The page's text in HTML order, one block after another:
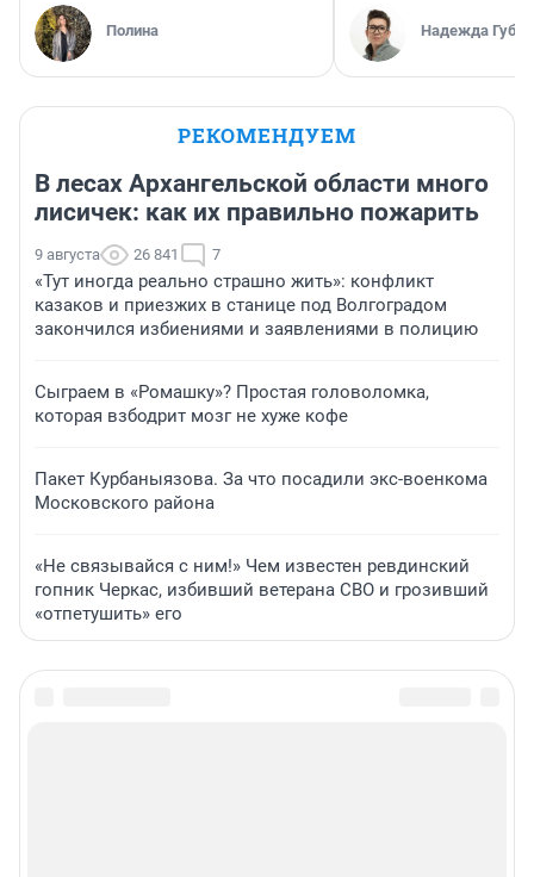
Полина Надежда
РЕКОМЕНДУЕМ
В лесах Архангельской области много
лисичек: как их правильно пожарить
9 августа 26 841 7
«Тут иногда реально страшно жить»: конфликт
казаков и приезжих в станице под Волгоградом
закончился избиениями и заявлениями в полицию
Сыграем в «Ромашку»? Простая головоломка,
которая взбодрит мозг не хуже кофе
Пакет Курбаныязова. За что посадили экс-военкома
Московского района
«Не связывайся с ним!» Чем известен ревдинский
гопник Черкас, избивший ветерана СВО и грозивший
«отпетушить» его